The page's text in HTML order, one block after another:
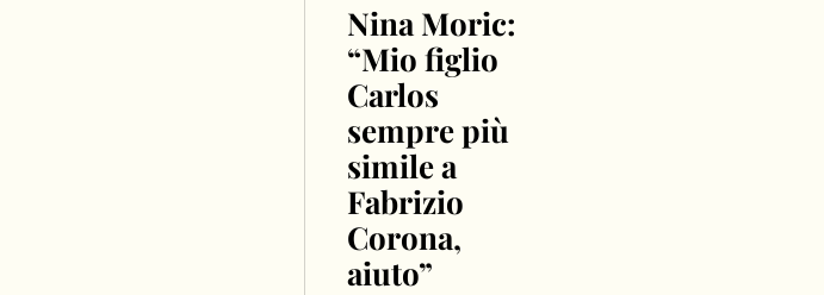
Nina Moric:
“Mio figlio
Carlos
sempre più
simile a
Fabrizio
Corona,
aiuto”